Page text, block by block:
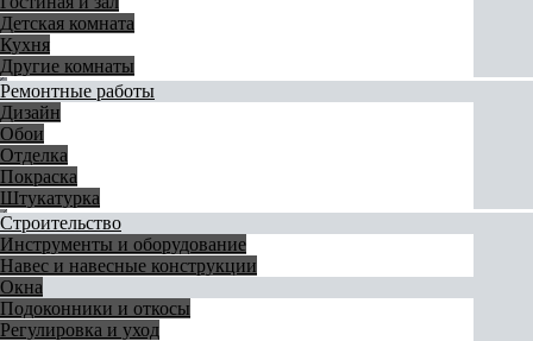
Детская комната
Кухня
Другие комнаты
Ремонтные работы
Дизайн
Обои
Отделка
Покраска
Штукатурка
Строительство
Инструменты и оборудование
Навес и навесные конструкции
Окна
Подоконники и откосы
Регулировка и уход